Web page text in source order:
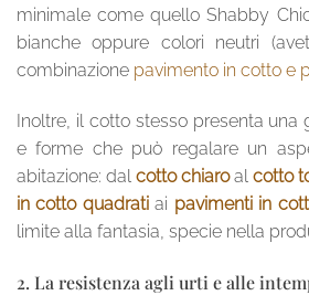
minimale come quello Shabby
bianche oppure colori neutri
combinazione pavimento in cotto e
Inoltre, il cotto stesso presenta una
e forme che può regalare un
abitazione: dal cotto chiaroal cotto
in cotto quadratiai pavimenti in
limite alla fantasia, specie nella
2. La resistenza agli urti e alle